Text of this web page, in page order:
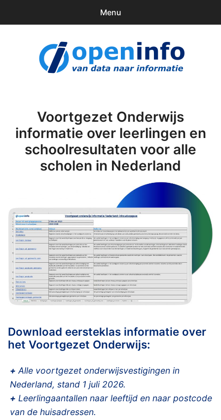
Menu
Downloads
Voortgezet Onderwijs
informatie over leerlingen en
schoolresultaten voor alle
scholen in Nederland
Download eersteklas informatie over
het Voortgezet Onderwijs:
+ Alle voortgezet onderwijsvestigingen in
Nederland, stand 1 juli 2026.
+ Leerlingaantallen naar leeftijd en naar postcode
van de huisadressen.